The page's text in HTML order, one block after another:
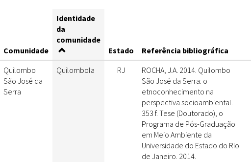
Comunidade
Identidade
da
comunidade
Estado
Referência bibliográfica
Quilombo
São José da
Serra
Quilombola RJ
ROCHA, J.A. 2014. Quilombo
São José da Serra: o
etnoconhecimento na
perspectiva socioambiental.
353 f. Tese (Doutorado), o
Programa de Pós-Graduação
em Meio Ambiente da
Universidade do Estado do Rio
de Janeiro. 2014.